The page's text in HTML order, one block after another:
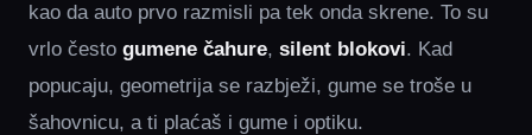
kao da auto prvo razmisli pa tek onda skrene. To su
vrlo često gumene čahure, silent blokovi. Kad
popucaju, geometrija se razbježi, gume se troše u
šahovnicu, a ti plaćaš i gume i optiku.